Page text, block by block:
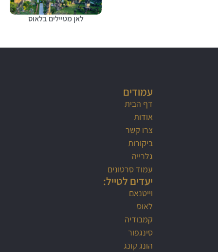
לאן מטיילים בלאוס
עמודים
דף הבית
אודות
צרו קשר
ביקורות
גלרייה
עמוד סרטונים
יעדים לטייל:
וייטנאם
לאוס
קמבודיה
סינגפור
הונג קונג